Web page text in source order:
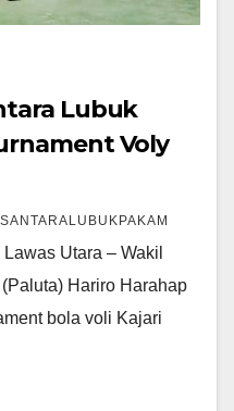
Lubuk
Voly
Utara – Wakil
Hariro Harahap
bola voli Kajari